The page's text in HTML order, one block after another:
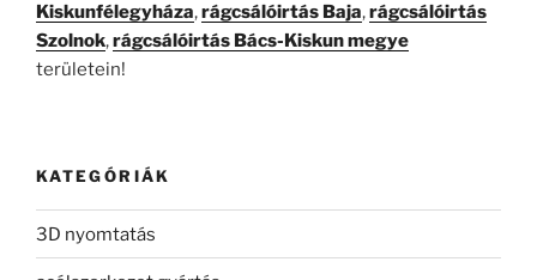
Kiskunfélegyháza,rágcsálóirtás Baja,rágcsálóirtás
Szolnok,rágcsálóirtás Bács-Kiskun megye
területein!
KATEGÓRIÁK
3D nyomtatás